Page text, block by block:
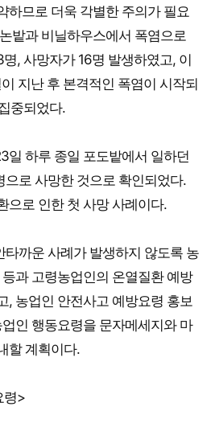
하므로 더욱 각별한 주의가 필요
밭과 비닐하우스에서 폭염으로
, 사망자가 16명 발생하였고, 이
지난 후 본격적인 폭염이 시작되
중되었다.
일 하루 종일 포도밭에서 일하던
으로 사망한 것으로 확인되었다.
으로 인한 첫 사망 사례이다.
타까운 사례가 발생하지 않도록 농
과 고령농업인의 온열질환 예방
, 농업인 안전사고 예방요령 홍보
인 행동요령을 문자메세지와 마
할 계획이다.
령>